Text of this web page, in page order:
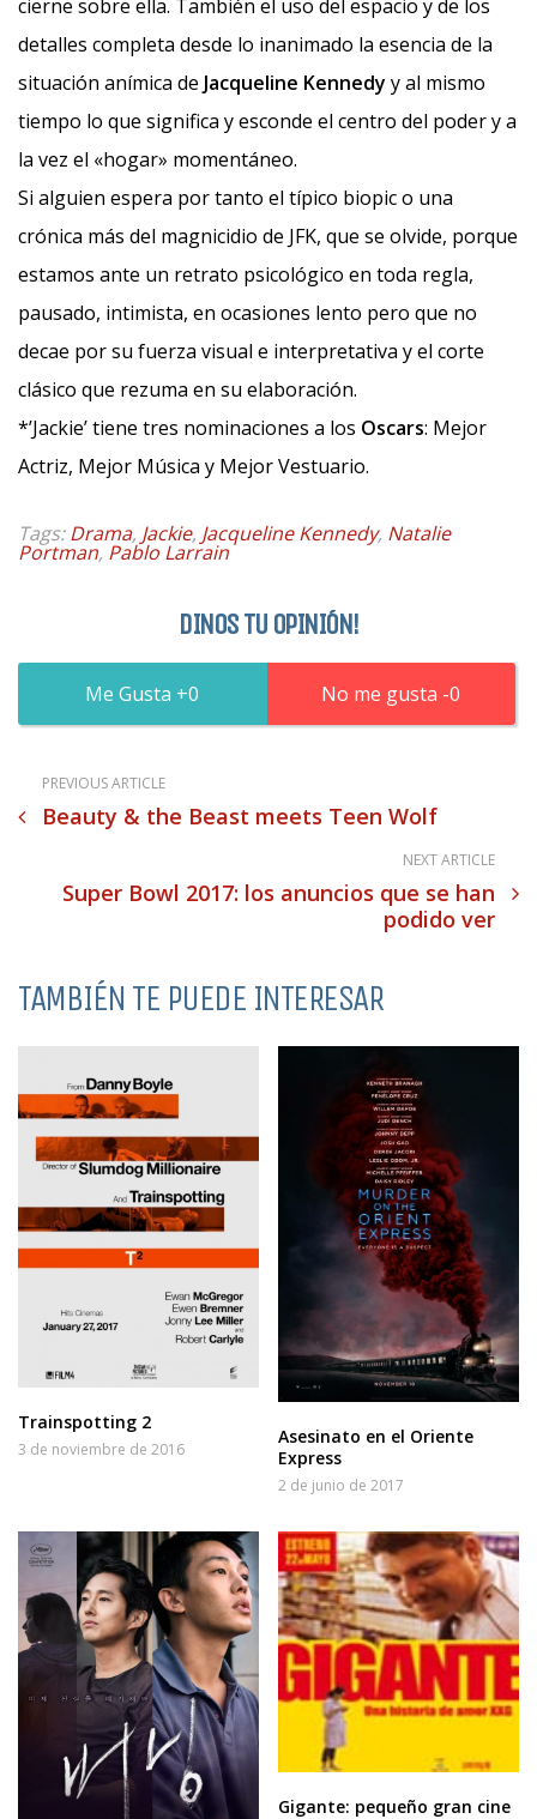
cierne sobre ella. También el uso del espacio y de los
detalles completa desde lo inanimado la esencia de la
situación anímica de Jacqueline Kennedy y al mismo
tiempo lo que significa y esconde el centro del poder y a
la vez el «hogar» momentáneo.
Si alguien espera por tanto el típico biopic o una
crónica más del magnicidio de JFK, que se olvide, porque
estamos ante un retrato psicológico en toda regla,
pausado, intimista, en ocasiones lento pero que no
decae por su fuerza visual e interpretativa y el corte
clásico que rezuma en su elaboración.
*’Jackie’ tiene tres nominaciones a los Oscars: Mejor
Actriz, Mejor Música y Mejor Vestuario.
Tags:Drama, Jackie, Jacqueline Kennedy, Natalie
Portman, Pablo Larrain
DINOS TU OPINIÓN!
0 0
PREVIOUS ARTICLE
Beauty & the Beast meets Teen Wolf
NEXT ARTICLE
Super Bowl 2017: los anuncios que se han
podido ver
TAMBIÉN TE PUEDE INTERESAR
Trainspotting 2
3 de noviembre de 2016
Asesinato en el Oriente
Express
2 de junio de 2017
Gigante: pequeño gran cine